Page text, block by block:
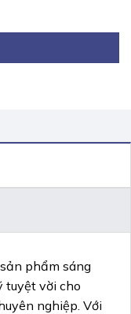
phẩm sáng
tuyệt vời cho
nghiệp. Với